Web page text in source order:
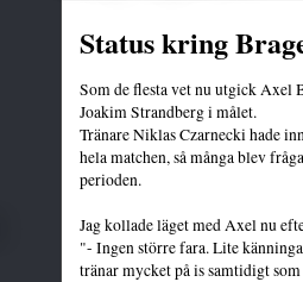
Status kring
Som de flesta vet nu utgick Axel
Joakim Strandberg i målet.
Tränare Niklas Czarnecki hade
hela matchen, så många blev
perioden.
Jag kollade läget med Axel nu
"- Ingen större fara. Lite
tränar mycket på is samtidigt